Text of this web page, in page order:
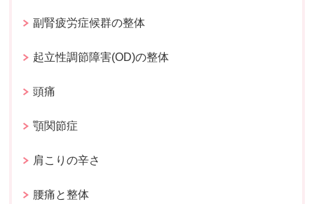
副腎疲労症候群の整体
起立性調節障害(OD)の整体
頭痛
顎関節症
肩こりの辛さ
腰痛と整体